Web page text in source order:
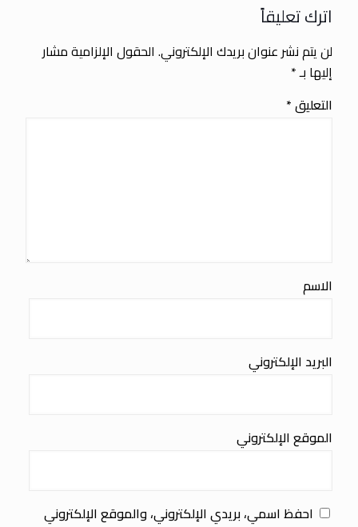
اترك تعليقاً
لن يتم نشر عنوان بريدك الإلكتروني. الحقول الإلزامية مشار
إليها بـ*
التعليق*
الاسم
البريد الإلكتروني
الموقع الإلكتروني
احفظ اسمي، بريدي الإلكتروني، والموقع الإلكتروني